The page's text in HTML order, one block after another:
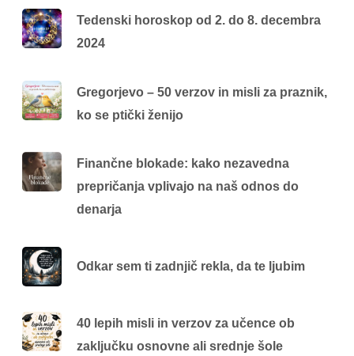
Tedenski horoskop od 2. do 8. decembra
2024
Gregorjevo – 50 verzov in misli za praznik,
ko se ptički ženijo
Finančne blokade: kako nezavedna
prepričanja vplivajo na naš odnos do
denarja
Odkar sem ti zadnjič rekla, da te ljubim
40 lepih misli in verzov za učence ob
zaključku osnovne ali srednje šole